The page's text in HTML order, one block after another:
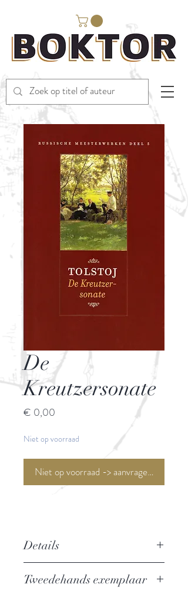
De
Kreutzersonate
€ 0,00
Niet op voorraad
Niet op voorraad -> aanvragen <-
Details
Uitgever: Company of Books
Tweedehands exemplaar